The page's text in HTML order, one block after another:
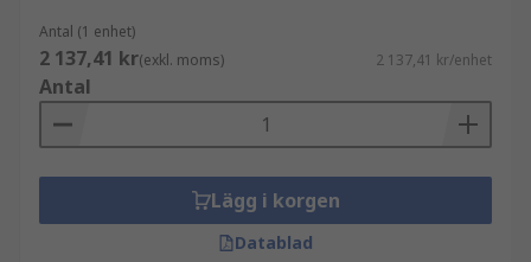
Antal (1 enhet)
2 137,41 kr(exkl. moms) 2 137,41 kr/enhet
Antal
Lägg i korgen
Datablad